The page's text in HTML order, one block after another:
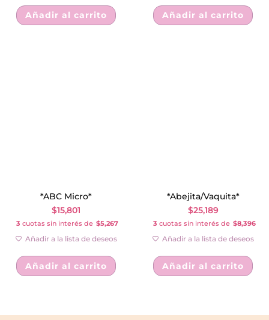
Añadir al carrito Añadir al carrito
*ABC Micro*
$15,801
3 cuotas sin interés de $5,267
Añadir a la lista de deseos
Añadir al carrito
*Abejita/Vaquita*
$25,189
3 cuotas sin interés de $8,396
Añadir a la lista de deseos
Añadir al carrito